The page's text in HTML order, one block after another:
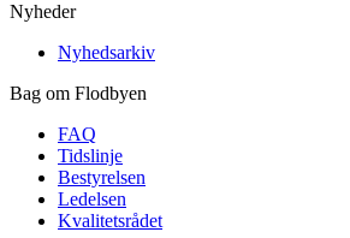
Nyheder
Nyhedsarkiv
Bag om Flodbyen
FAQ
Tidslinje
Bestyrelsen
Ledelsen
Kvalitetsrådet